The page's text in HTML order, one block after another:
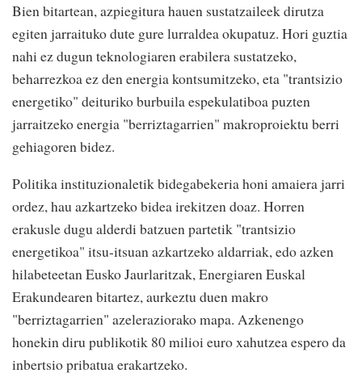
Bien bitartean, azpiegitura hauen sustatzaileek dirutza
egiten jarraituko dute gure lurraldea okupatuz. Hori guztia
nahi ez dugun teknologiaren erabilera sustatzeko,
beharrezkoa ez den energia kontsumitzeko, eta "trantsizio
energetiko" deituriko burbuila espekulatiboa puzten
jarraitzeko energia "berriztagarrien" makroproiektu berri
gehiagoren bidez.
Politika instituzionaletik bidegabekeria honi amaiera jarri
ordez, hau azkartzeko bidea irekitzen doaz. Horren
erakusle dugu alderdi batzuen partetik "trantsizio
energetikoa" itsu-itsuan azkartzeko aldarriak, edo azken
hilabeteetan Eusko Jaurlaritzak, Energiaren Euskal
Erakundearen bitartez, aurkeztu duen makro
"berriztagarrien" azeleraziorako mapa. Azkenengo
honekin diru publikotik 80 milioi euro xahutzea espero da
inbertsio pribatua erakartzeko.